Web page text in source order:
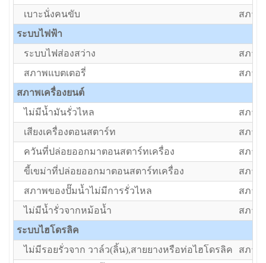
เบาะนั่งคนขับ
สภาพ
ระบบไฟฟ้า
ระบบไฟส่องสว่าง
สภาพ
สภาพแบตเตอรี่
สภาพ
สภาพเครื่องยนต์
ไม่มีน้ำมันรั่วไหล
สภาพ
เสียงเครื่องตอนสตาร์ท
สภาพ
ควันที่ปล่อยออกมาตอนสตาร์ทเครื่อง
สภาพ
ขี้เขม่าที่ปล่อยออกมาตอนสตาร์ทเครื่อง
สภาพ
สภาพของปั๊มน้ำไม่มีการรั่วไหล
สภาพ
ไม่มีน้ำรั่วจากหม้อน้ำ
สภาพ
ระบบไฮโดรลิค
ไม่มีรอยรั่วจาก วาล์ว(ลิ้น),สายยางหรือท่อไฮโดรลิค
สภาพ